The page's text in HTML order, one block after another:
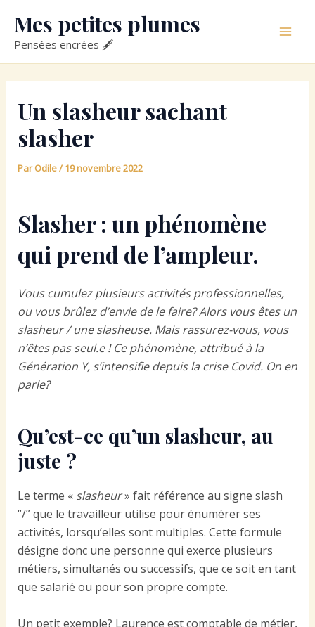
contenu
Mes petites plumes
Pensées encrées 🖋
Un slasheur sachant
slasher
ParOdile/ 19 novembre 2022
Slasher : un phénomène
qui prend de l’ampleur.
Vous cumulez plusieurs activités professionnelles,
ou vous brûlez d’envie de le faire? Alors vous êtes un
slasheur / une slasheuse. Mais rassurez-vous, vous
n’êtes pas seul.e ! Ce phénomène, attribué à la
Génération Y, s’intensifie depuis la crise Covid. On en
parle?
Qu’est-ce qu’un slasheur, au
juste ?
Le terme « slasheur» fait référence au signe slash
“/” que le travailleur utilise pour énumérer ses
activités, lorsqu’elles sont multiples. Cette formule
désigne donc une personne qui exerce plusieurs
métiers, simultanés ou successifs, que ce soit en tant
que salarié ou pour son propre compte.
Un petit exemple? Laurence est comptable de métier,